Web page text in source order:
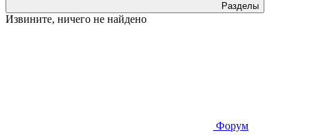
Разделы
Извините, ничего не найдено
Форум